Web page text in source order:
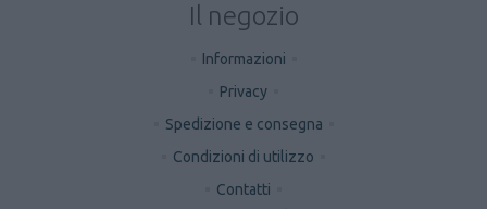
Il negozio
Informazioni
Privacy
Spedizione e consegna
Condizioni di utilizzo
Contatti